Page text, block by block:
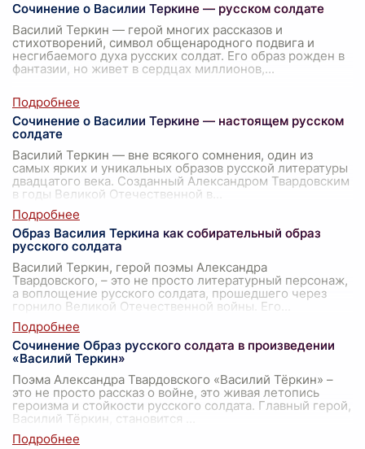
Сочинение о Василии Теркине — русском солдате
Василий Теркин — герой многих рассказов и
стихотворений, символ общенародного подвига и
несгибаемого духа русских солдат. Его образ рожден в
фантазии, но живет в сердцах миллионов,...
Сочинение о Василии Теркине — настоящем русском
солдате
Василий Теркин — вне всякого сомнения, один из
самых ярких и уникальных образов русской литературы
двадцатого века. Созданный Александром Твардовским
в годы Великой Отечественной в
Образ Василия Теркина как собирательный образ
русского солдата
Василий Теркин, герой поэмы Александра
Твардовского, – это не просто литературный персонаж,
а воплощение русского солдата, прошедшего через
горнило Великой Отечественной войны. Его
Сочинение Образ русского солдата в произведении
«Василий Теркин»
Поэма Александра Твардовского «Василий Тёркин» –
это не просто рассказ о войне, это живая летопись
героизма и стойкости русского солдата. Главный герой,
Василий Тёркин, становится